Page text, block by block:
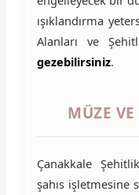
ışıklandırma
Alanları ve
gezebilirsiniz.
MÜZE
Çanakkale
şahıs işletmesine